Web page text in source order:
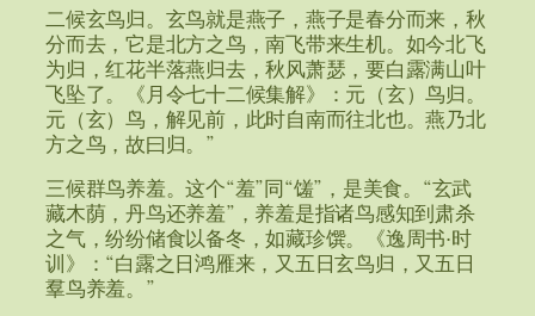
二候玄鸟归。玄鸟就是燕子，燕子是春分而来，秋
分而去，它是北方之鸟，南飞带来生机。如今北飞
为归，红花半落燕归去，秋风萧瑟，要白露满山叶
飞坠了。《月令七十二候集解》：元（玄）鸟归。
元（玄）鸟，解见前，此时自南而往北也。燕乃北
方之鸟，故曰归。”
三候群鸟养羞。这个“羞”同“馐”，是美食。“玄武
藏木荫，丹鸟还养羞”，养羞是指诸鸟感知到肃杀
之气，纷纷储食以备冬，如藏珍馔。《逸周书·时
训》：“白露之日鸿雁来，又五日玄鸟归，又五日
羣鸟养羞。”